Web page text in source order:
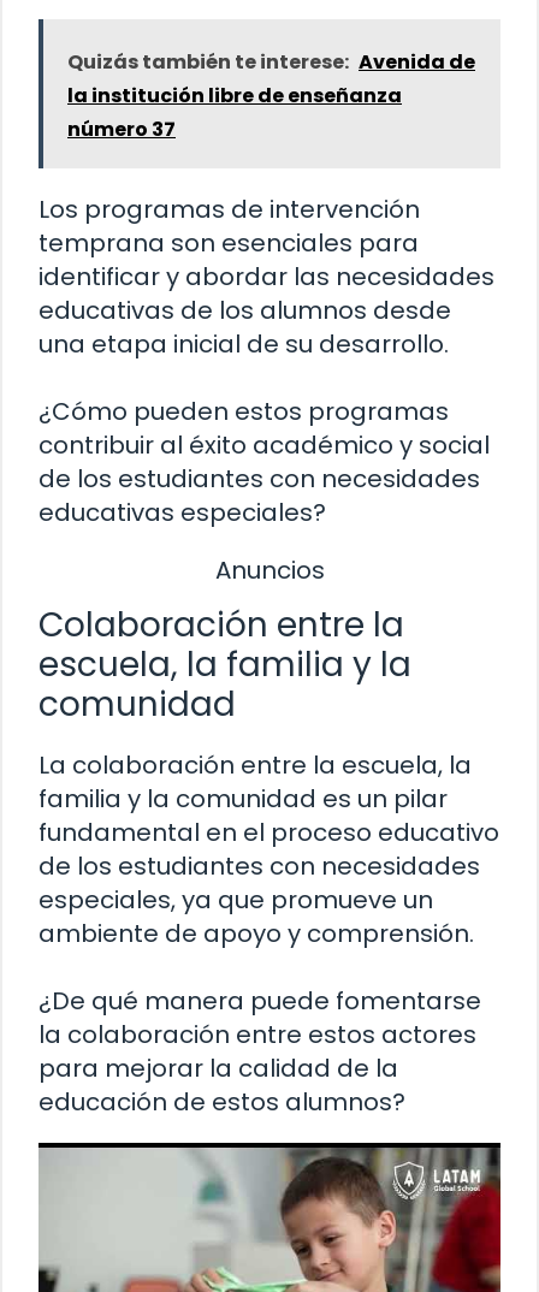
Quizás también te interese: Avenida de
la institución libre de enseñanza
número 37
Los programas de intervención
temprana son esenciales para
identificar y abordar las necesidades
educativas de los alumnos desde
una etapa inicial de su desarrollo.
¿Cómo pueden estos programas
contribuir al éxito académico y social
de los estudiantes con necesidades
educativas especiales?
Anuncios
Colaboración entre la
escuela, la familia y la
comunidad
La colaboración entre la escuela, la
familia y la comunidad es un pilar
fundamental en el proceso educativo
de los estudiantes con necesidades
especiales, ya que promueve un
ambiente de apoyo y comprensión.
¿De qué manera puede fomentarse
la colaboración entre estos actores
para mejorar la calidad de la
educación de estos alumnos?